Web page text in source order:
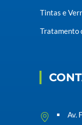
Tintas e
Tratamento
Av.